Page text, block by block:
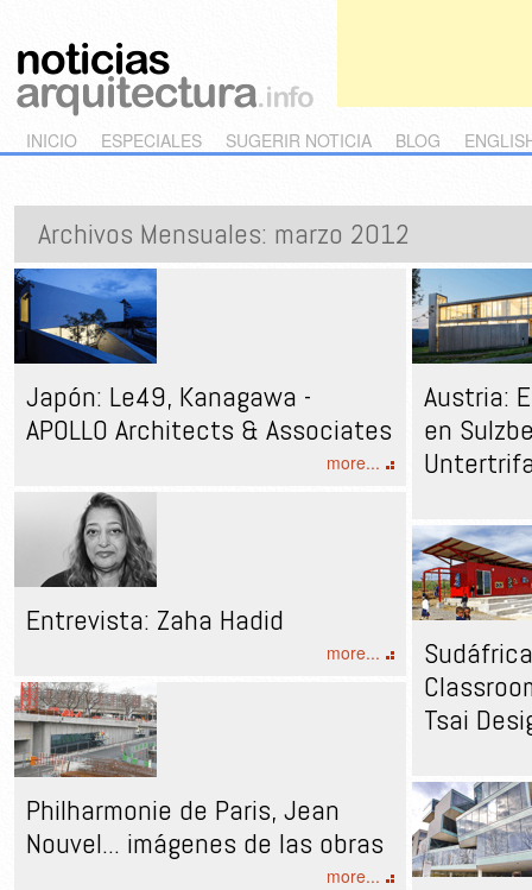
Main menu
Skip to primary content
Skip to secondary content
INICIO ESPECIALES SUGERIR NOTICIA BLOG
Archivos Mensuales: marzo 2012
Japón: Le49, Kanagawa -
APOLLO Architects & Associates
more...
Austria:
en
Entrevista: Zaha Hadid
more...
Tsai
Philharmonie de Paris, Jean
Nouvel... imágenes de las obras
more...